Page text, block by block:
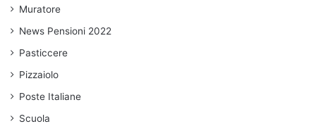
Muratore
News Pensioni 2022
Pasticcere
Pizzaiolo
Poste Italiane
Scuola